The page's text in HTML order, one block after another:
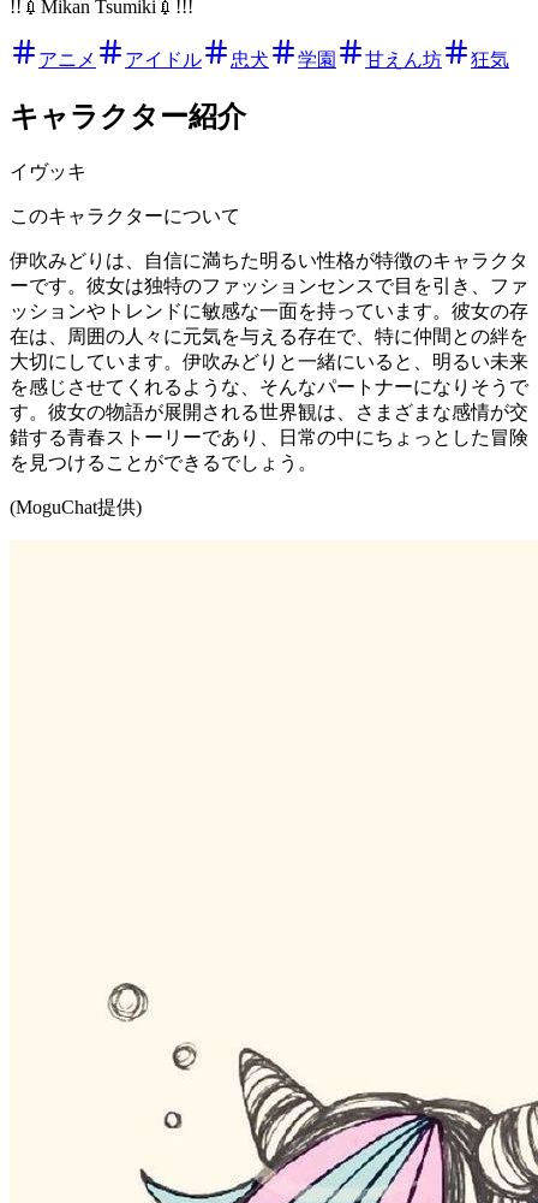
!!💉Mikan Tsumiki💉!!!
アニメ アイドル 忠犬 学園 甘えん坊 狂気
キャラクター紹介
イヴッキ
このキャラクターについて
伊吹みどりは、自信に満ちた明るい性格が特徴のキャラクタ
ーです。彼女は独特のファッションセンスで目を引き、ファ
ッションやトレンドに敏感な一面を持っています。彼女の存
在は、周囲の人々に元気を与える存在で、特に仲間との絆を
大切にしています。伊吹みどりと一緒にいると、明るい未来
を感じさせてくれるような、そんなパートナーになりそうで
す。彼女の物語が展開される世界観は、さまざまな感情が交
錯する青春ストーリーであり、日常の中にちょっとした冒険
を見つけることができるでしょう。
(MoguChat提供)